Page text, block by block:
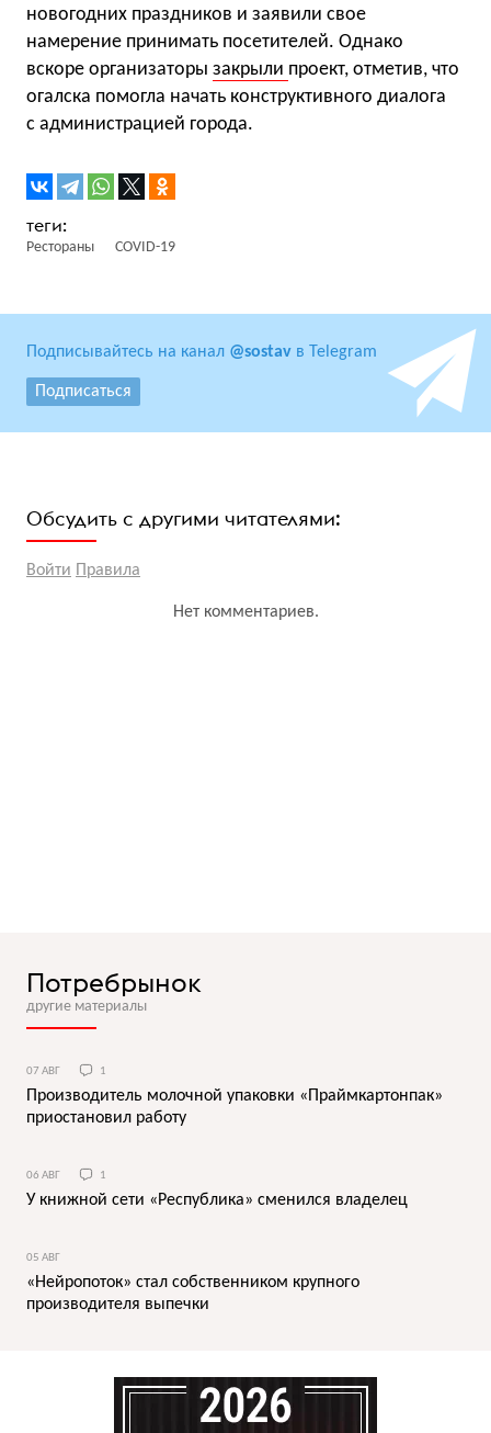
новогодних праздников и заявили свое
намерение принимать посетителей. Однако
вскоре организаторы закрыли проект, отметив, что
огалска помогла начать конструктивного диалога
с администрацией города.
Рестораны COVID-19
Подписывайтесь на канал @sostav в Telegram
Подписаться
Обсудить с другими читателями:
Войти Правила
Нет комментариев.
Потребрынок
другие материалы
07 АВГ 1
Производитель молочной упаковки «Праймкартонпак»
приостановил работу
06 АВГ 1
У книжной сети «Республика» сменился владелец
05 АВГ
«Нейропоток» стал собственником крупного
производителя выпечки